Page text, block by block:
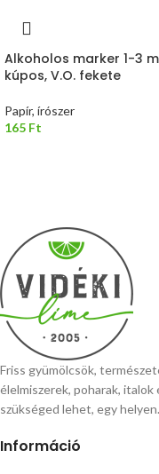
Alkoholos marker 1-3
kúpos, V.O. fekete
Papír, írószer
165 Ft
Friss gyümölcsök,
élelmiszerek, poharak,
szükséged lehet, egy
Információ